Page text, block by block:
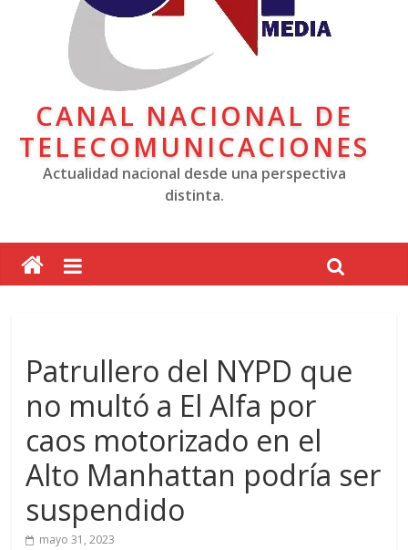
CANAL NACIONAL DE
TELECOMUNICACIONES
Actualidad nacional desde una perspectiva
distinta.
Patrullero del NYPD que
no multó a El Alfa por
caos motorizado en el
Alto Manhattan podría ser
suspendido
mayo 31, 2023